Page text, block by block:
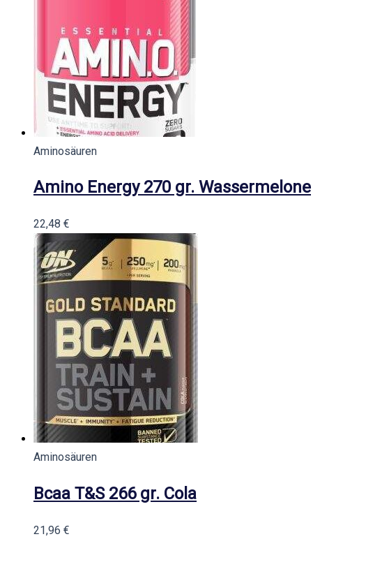
Aminosäuren
Amino Energy 270 gr. Wassermelone
22,48 €
Aminosäuren
Bcaa T&S 266 gr. Cola
21,96 €